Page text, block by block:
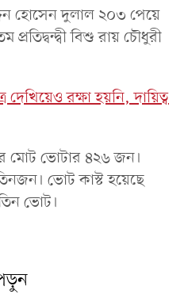
হোসেন দুলাল ২০৩ পেয়ে
বিশু রায় চৌধুরী
দেখিয়েও রক্ষা হয়নি, দায়িত্ব
মোট ভোটার ৪২৬ জন।
ভোট কাস্ট হয়েছে
ভোট।